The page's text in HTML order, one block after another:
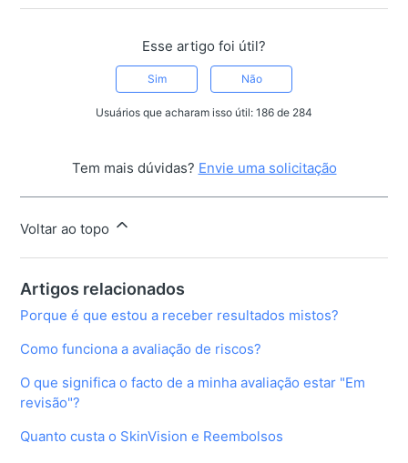
Esse artigo foi útil?
Sim Não
Usuários que acharam isso útil: 186 de 284
Tem mais dúvidas? Envie uma solicitação
Voltar ao topo
Artigos relacionados
Porque é que estou a receber resultados mistos?
Como funciona a avaliação de riscos?
O que significa o facto de a minha avaliação estar "Em
revisão"?
Quanto custa o SkinVision e Reembolsos